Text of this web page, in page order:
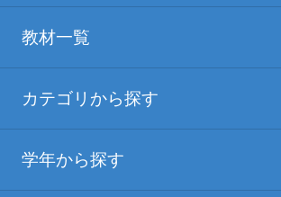
教材一覧
カテゴリから探す
学年から探す